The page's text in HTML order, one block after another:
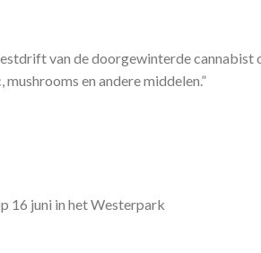
van de doorgewinterde cannabist
en andere middelen.”
16 juni in het Westerpark